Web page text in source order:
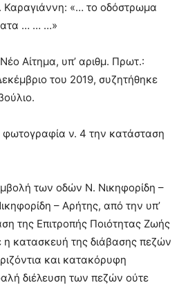
«… το οδόστρωμα
… … …»
Αίτημα, υπ’ αριθμ. Πρωτ.:
του 2019, συζητήθηκε
ν. 4 την κατάσταση
των οδών Ν. Νικηφορίδη –
– Αρήτης, από την υπ’
της Επιτροπής Ποιότητας Ζωής
η κατασκευή της διάβασης πεζών
και κατακόρυφη
διέλευση των πεζών ούτε